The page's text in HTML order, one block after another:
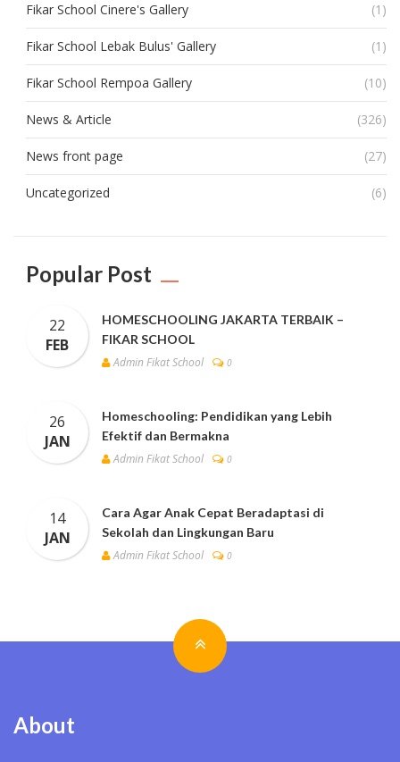
Fikar School Cinere's Gallery (1)
Fikar School Lebak Bulus' Gallery (1)
Fikar School Rempoa Gallery (10)
News & Article (326)
News front page (27)
Uncategorized (6)
Popular Post
22
FEB
HOMESCHOOLING JAKARTA TERBAIK –
FIKAR SCHOOL
Admin Fikat School
0
26
JAN
Homeschooling: Pendidikan yang Lebih
Efektif dan Bermakna
Admin Fikat School
0
14
JAN
Cara Agar Anak Cepat Beradaptasi di
Sekolah dan Lingkungan Baru
Admin Fikat School
0
About